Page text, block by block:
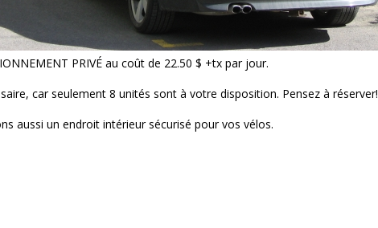
PRIVÉ au coût de 22.50 $ +tx par jour.
car seulement 8 unités sont à votre disposition. Pensez à réserver!
aussi un endroit intérieur sécurisé pour vos vélos.